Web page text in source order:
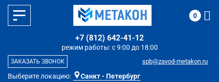
Выберите локацию: Санкт - Петербург
режим работы: с 9:00 до 18:00
+7 (812) 642-41-12
spb@zavod-metakon.ru
ЗАКАЗАТЬ ЗВОНОК
0